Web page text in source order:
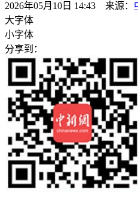
2026年05月10日 14:43 来源：
大字体
小字体
分享到：